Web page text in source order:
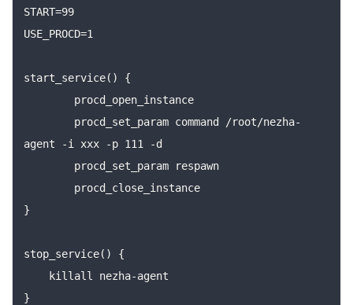
START=99
USE_PROCD=1
start_service() {
agent -i xxx -p 111 -d
}
stop_service() {
}